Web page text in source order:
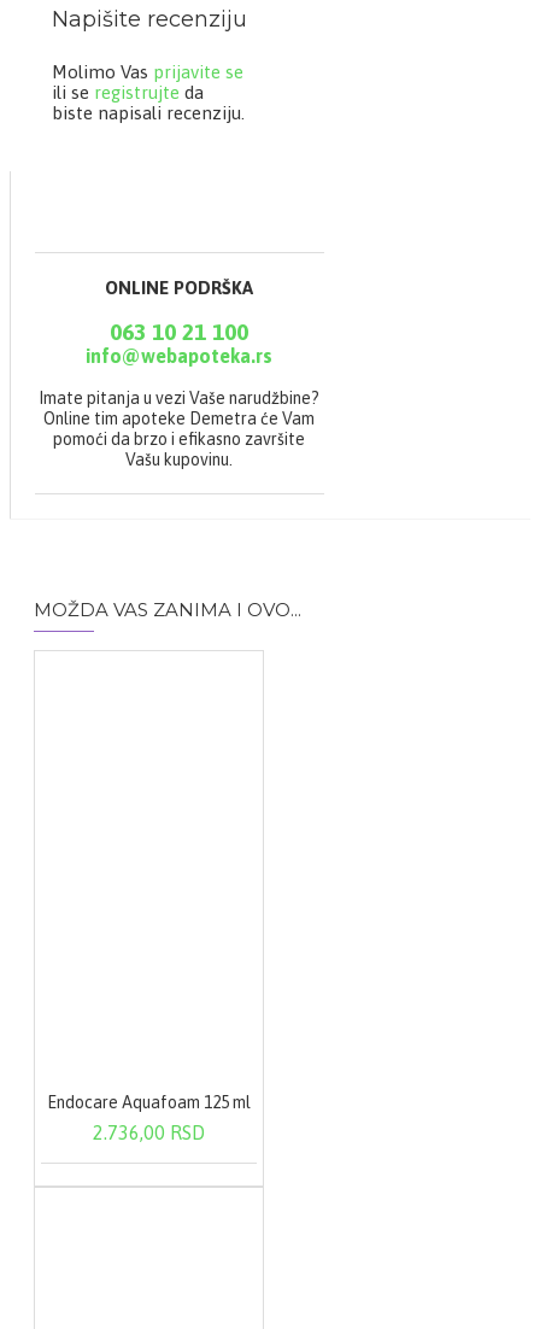
Napišite recenziju
Molimo Vas prijavite se
ili se registrujte da
biste napisali recenziju.
ONLINE PODRŠKA
063 10 21 100
info@webapoteka.rs
Imate pitanja u vezi Vaše narudžbine?
Online tim apoteke Demetra će Vam
pomoći da brzo i efikasno završite
Vašu kupovinu.
MOŽDA VAS ZANIMA I OVO...
Endocare Aquafoam 125 ml
2.736,00 RSD